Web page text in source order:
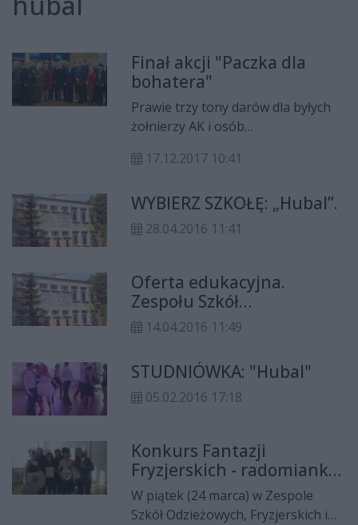
Finał akcji "Paczka dla
bohatera"
Prawie trzy tony darów dla byłych
żołnierzy AK i osób
zebrano w ramach radomskiej
młodzież szkolna i służby
mundurowe. W piątek w "Hubalu"
w naszym regionie.
17.12.2017 10:41
WYBIERZ SZKOŁĘ: „Hubal”.
28.04.2016 11:41
Oferta edukacyjna.
Zespołu Szkół
Zawodowych im. mjra H.
Dobrzańskiego „Hubala”.
14.04.2016 11:49
STUDNIÓWKA: "Hubal"
05.02.2016 17:18
Konkurs Fantazji
Fryzjerskich - radomianka
najlepsza!
W piątek (24 marca) w Zespole
Szkół Odzieżowych, Fryzjerskich i